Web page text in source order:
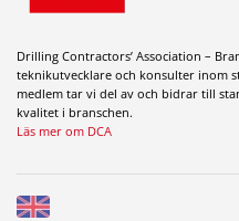
Drilling Contractors’ Association –
teknikutvecklare och konsulter inom
medlem tar vi del av och bidrar till
kvalitet i branschen.
Läs mer om DCA